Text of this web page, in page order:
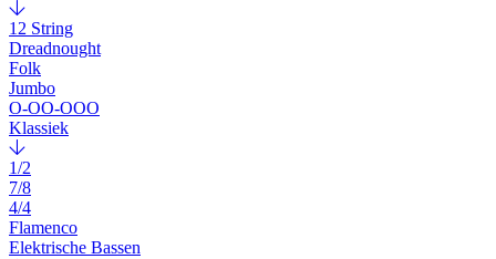
12 String
Dreadnought
Folk
Jumbo
O-OO-OOO
Klassiek
1/2
7/8
4/4
Flamenco
Elektrische Bassen